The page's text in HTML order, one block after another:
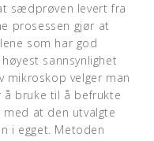
sædprøven levert fra
prosessen gjør at
som har god
sannsynlighet
mikroskop velger man
å bruke til å befrukte
med at den utvalgte
i egget. Metoden